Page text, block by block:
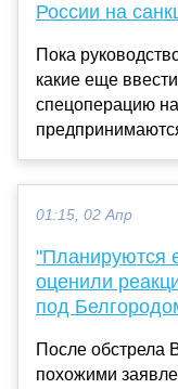
России на
Пока
какие еще
спецоперацию
01:15, 02 Апр
"Планируются
оценили
под
После обстрела
похожими